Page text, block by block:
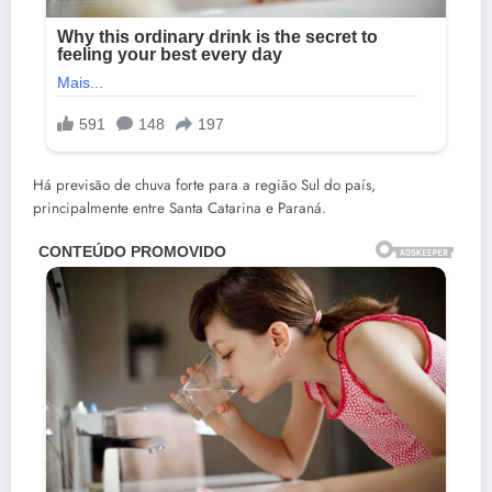
Há previsão de chuva forte para a região Sul do país,
principalmente entre Santa Catarina e Paraná.